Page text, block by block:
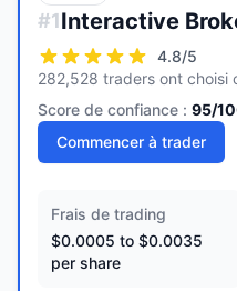
#1Interactive
4.8/5
282,528 traders ont choisi
Score de confiance : 95/
Commencer à trader
Frais de trading
$0.0005 to $0.0035
per share